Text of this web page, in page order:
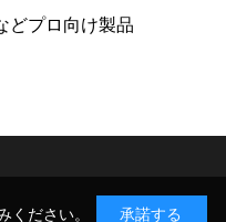
どプロ向け製品
ください。 承諾する